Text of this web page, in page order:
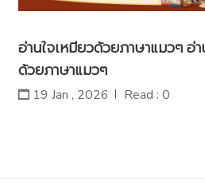
อ่านใจเหมียวด้วยภาษาแมวๆ อ่า
ด้วยภาษาแมวๆ
19 Jan , 2026 Read : 0